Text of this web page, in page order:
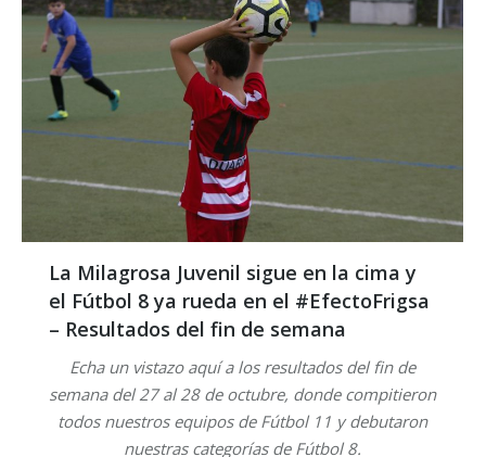
La Milagrosa Juvenil sigue en la cima y
el Fútbol 8 ya rueda en el #EfectoFrigsa
– Resultados del fin de semana
Echa un vistazo aquí a los resultados del fin de
semana del 27 al 28 de octubre, donde compitieron
todos nuestros equipos de Fútbol 11 y debutaron
nuestras categorías de Fútbol 8.